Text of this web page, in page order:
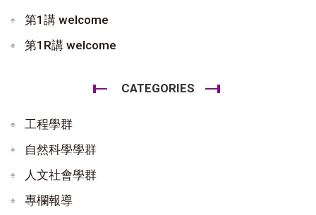
第1講 welcome
第1R講 welcome
CATEGORIES
工程學群
自然科學學群
人文社會學群
專欄報導